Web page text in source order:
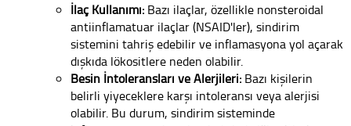
İlaç Kullanımı: Bazı ilaçlar, özellikle nonsteroidal
antiinflamatuar ilaçlar (NSAID'ler), sindirim
sistemini tahriş edebilir ve inflamasyona yol açarak
dışkıda lökositlere neden olabilir.
Besin İntoleransları ve Alerjileri: Bazı kişilerin
belirli yiyeceklere karşı intoleransı veya alerjisi
olabilir. Bu durum, sindirim sisteminde